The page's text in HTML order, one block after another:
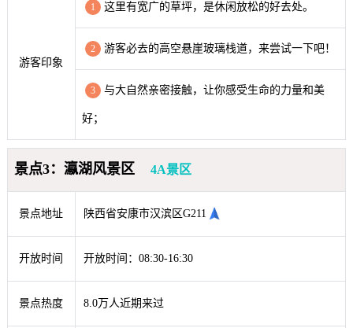
游客印象
1 这里有宽广的草坪，是休闲放松的好去处。
2 游客必去的高空悬崖玻璃栈道，来尝试一下吧！
3 与大自然亲密接触，让你感受生命的力量和美
好；
景点3：瀛湖风景区 4A景区
景点地址 陕西省安康市汉滨区G211
开放时间 开放时间：08:30-16:30
景点热度 8.0万人近期来过